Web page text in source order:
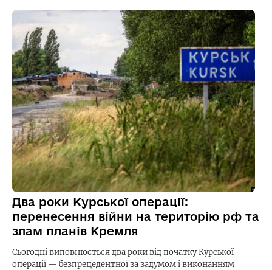
Два роки Курської операції:
перенесення війни на територію рф та
злам планів Кремля
Сьогодні виповнюється два роки від початку Курської
операції — безпрецедентної за задумом і виконанням